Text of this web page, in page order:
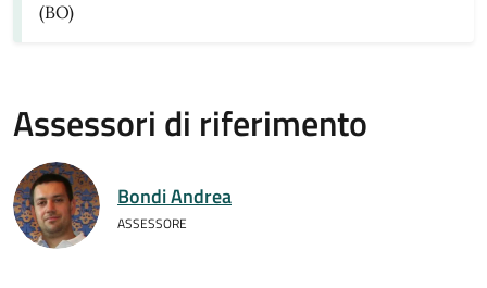
(BO)
Assessori di riferimento
Bondi Andrea
ASSESSORE